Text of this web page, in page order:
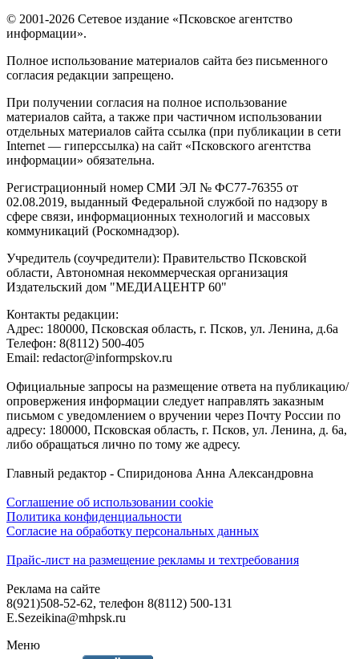
© 2001-2026 Сетевое издание «Псковское агентство
информации».
Полное использование материалов сайта без письменного
согласия редакции запрещено.
При получении согласия на полное использование
материалов сайта, а также при частичном использовании
отдельных материалов сайта ссылка (при публикации в сети
Internet — гиперссылка) на сайт «Псковского агентства
информации» обязательна.
Регистрационный номер СМИ ЭЛ № ФС77-76355 от
02.08.2019, выданный Федеральной службой по надзору в
сфере связи, информационных технологий и массовых
коммуникаций (Роскомнадзор).
Учредитель (соучредители): Правительство Псковской
области, Автономная некоммерческая организация
Издательский дом "МЕДИАЦЕНТР 60"
Контакты редакции:
Адреc: 180000, Псковская область, г. Псков, ул. Ленина, д.6а
Телефон: 8(8112) 500-405
Email: redactor@informpskov.ru
Официальные запросы на размещение ответа на публикацию/
опровержения информации следует направлять заказным
письмом с уведомлением о вручении через Почту России по
адресу: 180000, Псковская область, г. Псков, ул. Ленина, д. 6а,
либо обращаться лично по тому же адресу.
Главный редактор - Спиридонова Анна Александровна
Соглашение об использовании cookie
Политика конфиденциальности
Согласие на обработку персональных данных
Прайс-лист на размещение рекламы и техтребования
Реклама на сайте
8(921)508-52-62, телефон 8(8112) 500-131
E.Sezeikina@mhpsk.ru
Меню